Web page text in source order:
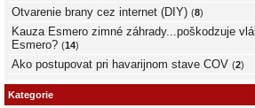
Otvarenie brany cez internet (DIY) (8)
Kauza Esmero zimné záhrady...poškodzuje
Esmero? (14)
Ako postupovat pri havarijnom stave COV (2)
Kategorie